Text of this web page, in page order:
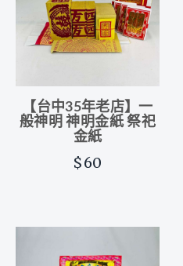
【台中35年老店】一
般神明 神明金紙 祭祀
金紙
$60